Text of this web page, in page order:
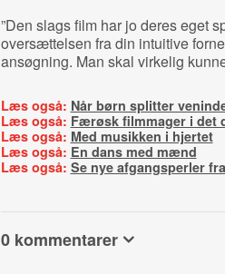
”Den slags film har jo deres eget
oversættelsen fra din intuitive
ansøgning. Man skal virkelig
Læs også: Når børn splitter
Læs også: Færøsk filmmager i det
Læs også: Med musikken i hjertet
Læs også: En dans med mænd
Læs også: Se nye afgangsperler
0 kommentarer